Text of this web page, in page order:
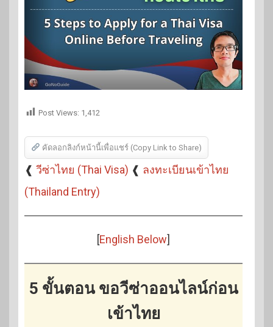
Post Views: 1,412
คัดลอกลิงก์หน้านี้เพื่อแชร์ (Copy Link to Share)
❰ วีซ่าไทย (Thai Visa) ❰ ลงทะเบียนเข้าไทย
(Thailand Entry)
[English Below]
5 ขั้นตอน ขอวีซ่าออนไลน์ก่อน
เข้าไทย